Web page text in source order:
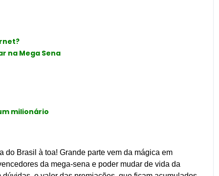
na Mega Sena
milionário
do Brasil à toa! Grande parte vem da mágica em
da mega-sena e poder mudar de vida da